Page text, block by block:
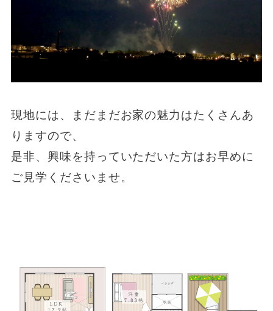
現地には、まだまだお家の魅力はたくさんあ
りますので、
是非、興味を持っていただいた方はお早めに
ご見学くださいませ。